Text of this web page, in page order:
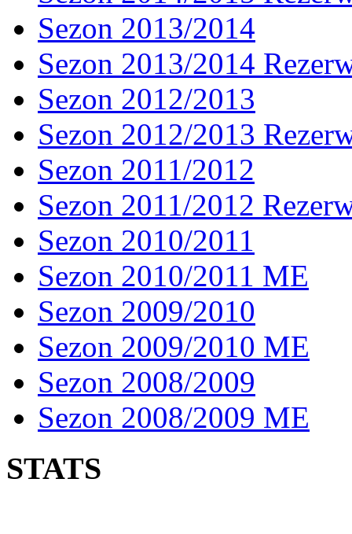
Sezon 2013/2014
Sezon 2013/2014
Sezon 2012/2013
Sezon 2012/2013
Sezon 2011/2012
Sezon 2011/2012
Sezon 2010/2011
Sezon 2010/2011 ME
Sezon 2009/2010
Sezon 2009/2010 ME
Sezon 2008/2009
Sezon 2008/2009 ME
STATS